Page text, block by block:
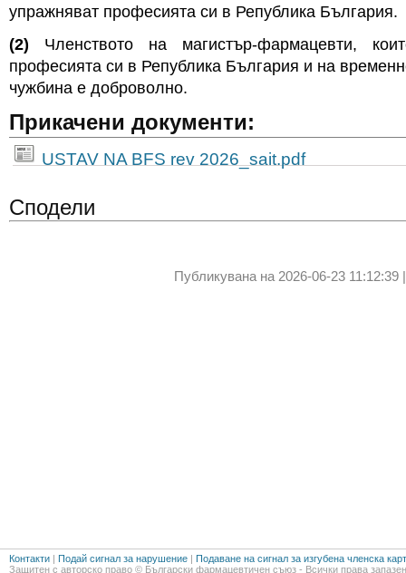
упражняват професията си в Република България.
(2) Членството на магистър-фармацевти,
професията си в Република България и на
чужбина е доброволно.
Прикачени документи:
USTAV NA BFS rev 2026_sait.pdf
Сподели
Публикувана на 2026-06-23 11:12:39
Контакти | Подай сигнал за нарушение | Подаване на сигнал за изгубена членска
Защитен с авторско право © Български фармацевтичен съюз - Всички права